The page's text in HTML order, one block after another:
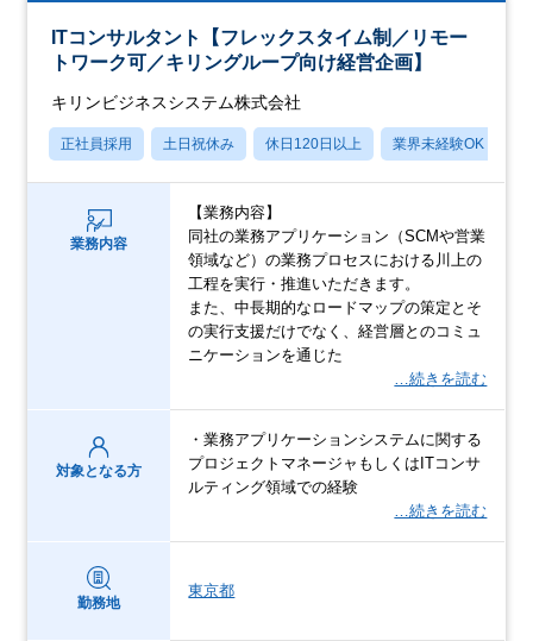
ITコンサルタント【フレックスタイム制／リモー
トワーク可／キリングループ向け経営企画】
キリンビジネスシステム株式会社
正社員採用 土日祝休み 休日120日以上 業界未経験OK
業務内容
【業務内容】
同社の業務アプリケーション（SCMや営業
領域など）の業務プロセスにおける川上の
工程を実行・推進いただきます。
また、中長期的なロードマップの策定とそ
の実行支援だけでなく、経営層とのコミュ
ニケーションを通じた
…続きを読む
対象となる方
・業務アプリケーションシステムに関する
プロジェクトマネージャもしくはITコンサ
ルティング領域での経験
…続きを読む
勤務地
東京都